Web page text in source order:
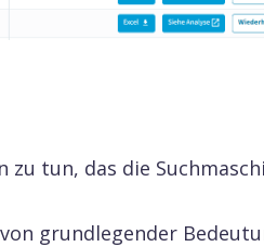
tun, das die
grundlegender